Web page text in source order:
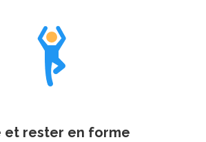
et rester en forme